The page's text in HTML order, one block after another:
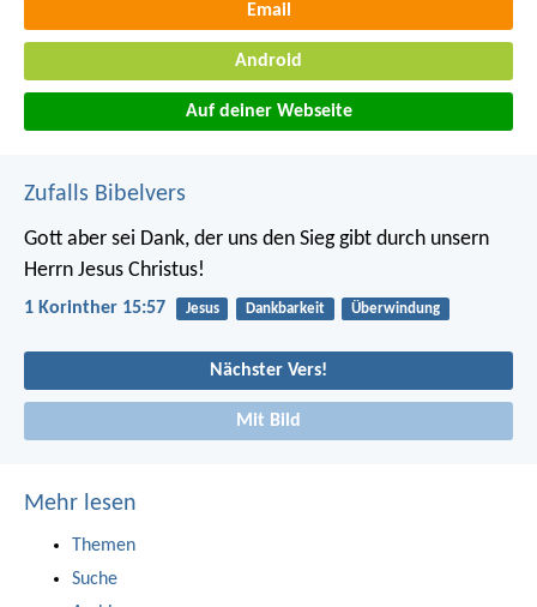
Email
Android
Auf deiner Webseite
Zufalls Bibelvers
Gott aber sei Dank, der uns den Sieg gibt durch unsern
Herrn Jesus Christus!
1 Korinther 15:57 Jesus Dankbarkeit Überwindung
Nächster Vers!
Mit Bild
Mehr lesen
Themen
Suche